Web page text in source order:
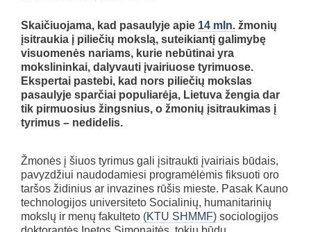
Skaičiuojama, kad pasaulyje apie 14 mln. žmonių
įsitraukia į piliečių mokslą, suteikiantį galimybę
visuomenės nariams, kurie nebūtinai yra
mokslininkai, dalyvauti įvairiuose tyrimuose.
Ekspertai pastebi, kad nors piliečių mokslas
pasaulyje sparčiai populiarėja, Lietuva žengia dar
tik pirmuosius žingsnius, o žmonių įsitraukimas į
tyrimus – nedidelis.
Žmonės į šiuos tyrimus gali įsitraukti įvairiais būdais,
pavyzdžiui naudodamiesi programėlėmis fiksuoti oro
taršos židinius ar invazines rūšis mieste. Pasak Kauno
technologijos universiteto Socialinių, humanitarinių
mokslų ir menų fakulteto (KTU SHMMF) sociologijos